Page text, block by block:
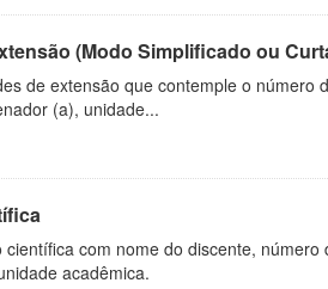
(Modo Simplificado ou
de extensão que contemple o
(a), unidade...
com nome do discente,
acadêmica.